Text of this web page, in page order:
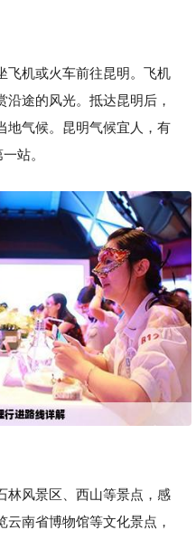
飞机或火车前往昆明。飞机
途的风光。抵达昆明后，
地气候。昆明气候宜人，有
站。
林风景区、西山等景点，感
南省博物馆等文化景点，